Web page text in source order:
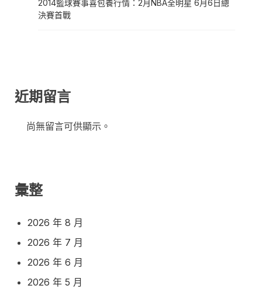
2014籃球賽事喜包養行情：2月NBA全明星 6月6日總
決賽首戰
近期留言
尚無留言可供顯示。
彙整
2026 年 8 月
2026 年 7 月
2026 年 6 月
2026 年 5 月